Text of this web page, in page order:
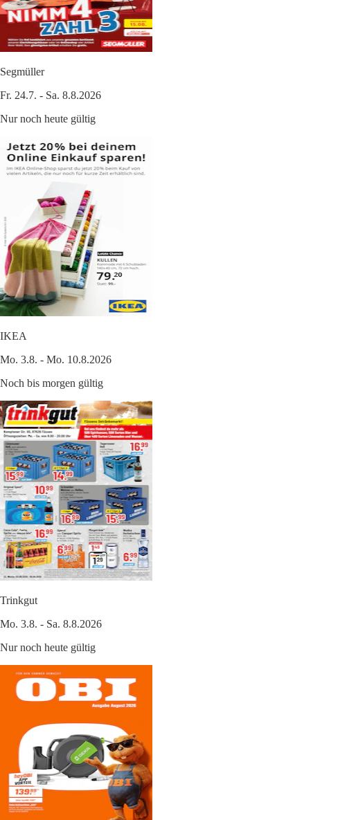
Segmüller
Fr. 24.7. - Sa. 8.8.2026
Nur noch heute gültig
IKEA
Mo. 3.8. - Mo. 10.8.2026
Noch bis morgen gültig
Trinkgut
Mo. 3.8. - Sa. 8.8.2026
Nur noch heute gültig